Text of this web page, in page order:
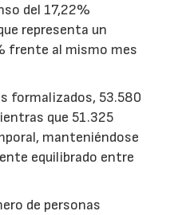
del 17,22%
representa un
frente al mismo mes
formalizados, 53.580
que 51.325
manteniéndose
equilibrado entre
de personas